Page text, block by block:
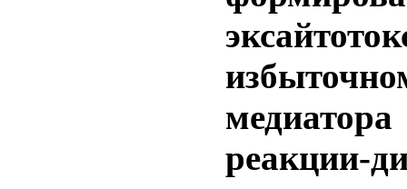
реакции-